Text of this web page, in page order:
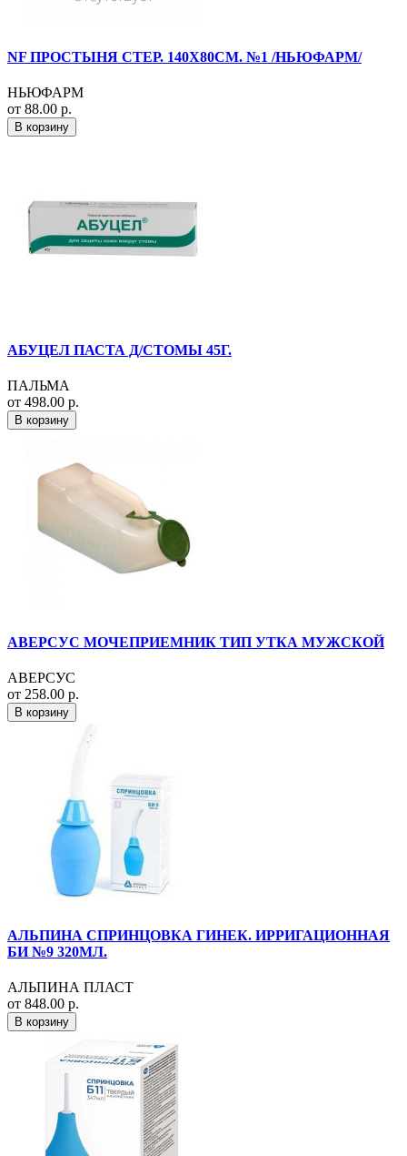
NF ПРОСТЫНЯ СТЕР. 140Х80СМ. №1 /НЬЮФАРМ/
НЬЮФАРМ
от 88.00 р.
В корзину
АБУЦЕЛ ПАСТА Д/СТОМЫ 45Г.
ПАЛЬМА
от 498.00 р.
В корзину
АВЕРСУС МОЧЕПРИЕМНИК ТИП УТКА МУЖСКОЙ
АВЕРСУС
от 258.00 р.
В корзину
АЛЬПИНА СПРИНЦОВКА ГИНЕК. ИРРИГАЦИОННАЯ
БИ №9 320МЛ.
АЛЬПИНА ПЛАСТ
от 848.00 р.
В корзину